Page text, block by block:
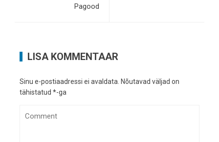
Pagood
LISA KOMMENTAAR
Sinu e-postiaadressi ei avaldata. Nõutavad väljad on
tähistatud *-ga